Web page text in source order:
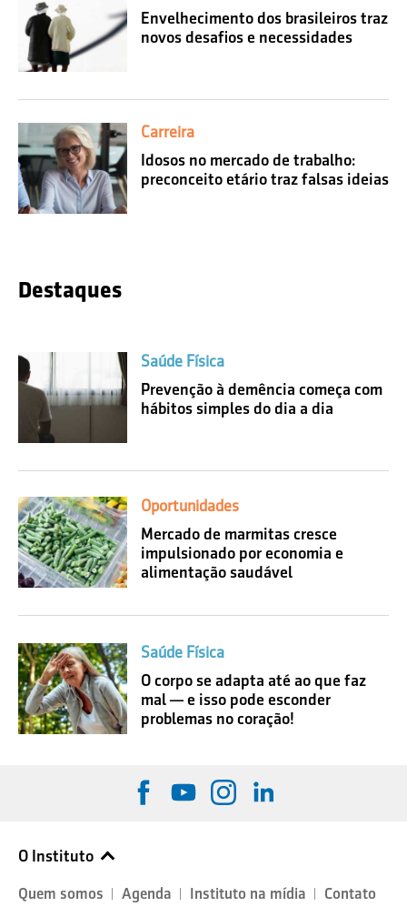
Envelhecimento dos brasileiros traz
novos desafios e necessidades
Carreira
Idosos no mercado de trabalho:
preconceito etário traz falsas ideias
Destaques
Saúde Física
Prevenção à demência começa com
hábitos simples do dia a dia
Oportunidades
Mercado de marmitas cresce
impulsionado por economia e
alimentação saudável
Saúde Física
O corpo se adapta até ao que faz
mal — e isso pode esconder
problemas no coração!
O Instituto
Quem somos Agenda Instituto na mídia
Contato